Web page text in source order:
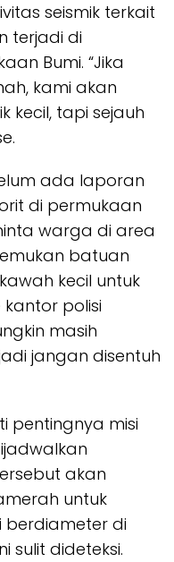
seismik terkait
terjadi di
Bumi. “Jika
kami akan
kecil, tapi sejauh
ada laporan
di permukaan
warga di area
batuan
kecil untuk
polisi
masih
jangan disentuh
pentingnya misi
akan
untuk
berdiameter di
sulit dideteksi.